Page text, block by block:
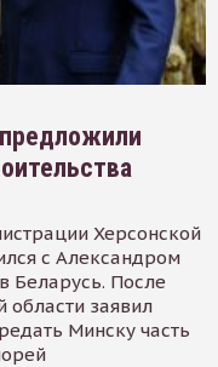
Херсонской
с Александром
Беларусь. После
области заявил
Минску часть